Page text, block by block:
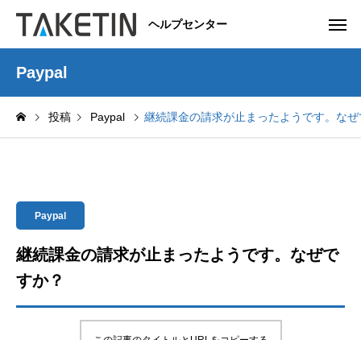
ヘルプセンター
Paypal
投稿 Paypal 継続課金の請求が止まったようです。な
Paypal
継続課金の請求が止まったようです。なぜで
すか？